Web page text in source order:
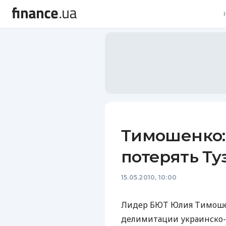
потерять
15.05.2010, 10:00
Лидер БЮТ Юлия
делимитации